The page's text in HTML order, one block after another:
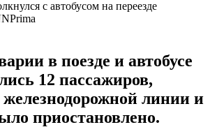
в поезде и автобусе
12 пассажиров,
линии и
приостановлено.